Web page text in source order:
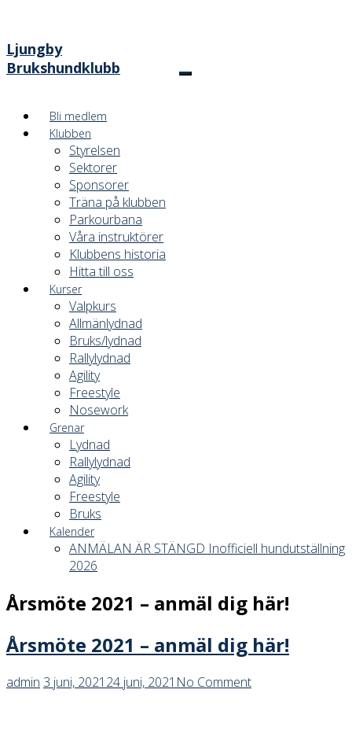
Ljungby
Brukshundklubb
Bli medlem
Klubben
Styrelsen
Sektorer
Sponsorer
Träna på klubben
Parkourbana
Våra instruktörer
Klubbens historia
Hitta till oss
Kurser
Valpkurs
Allmänlydnad
Bruks/lydnad
Rallylydnad
Agility
Freestyle
Nosework
Grenar
Lydnad
Rallylydnad
Agility
Freestyle
Bruks
Kalender
ANMÄLAN ÄR STÄNGD Inofficiell hundutställning
2026
Årsmöte 2021 – anmäl dig här!
Årsmöte 2021 – anmäl dig här!
admin 3 juni, 2021 24 juni, 2021 No Comment